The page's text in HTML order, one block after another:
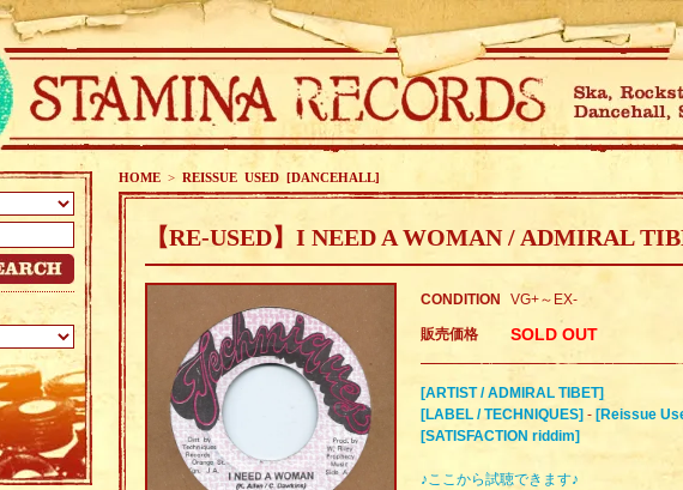
HOME > REISSUE USED [DANCEHALL]
【RE-USED】I NEED A WOMAN / ADMIRAL
CONDITION VG+～EX-
販売価格 SOLD OUT
[ARTIST / ADMIRAL TIBET]
[LABEL / TECHNIQUES] - [Reissue
[SATISFACTION riddim]
♪ここから試聴できます♪